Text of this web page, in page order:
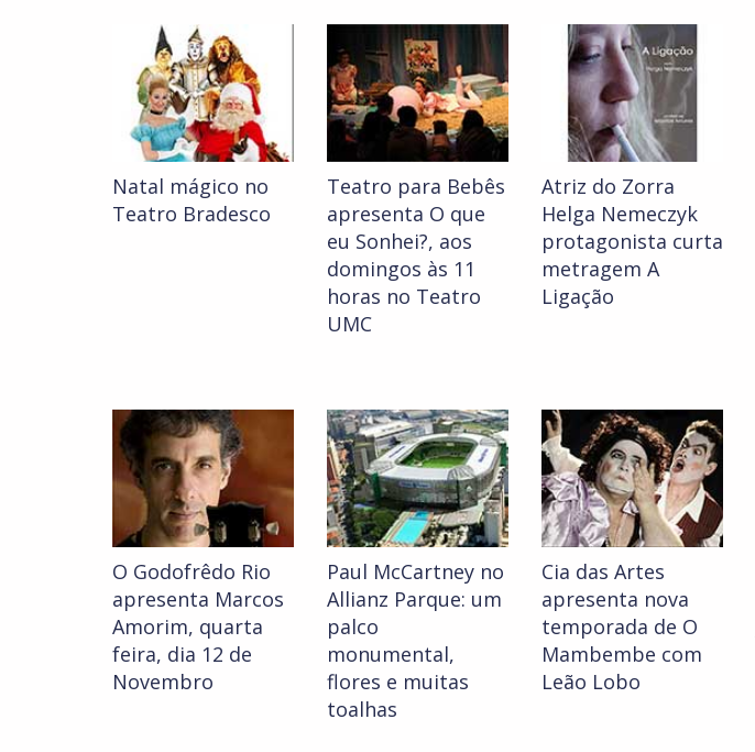
Natal mágico no
Teatro Bradesco
Teatro para Bebês
apresenta O que
eu Sonhei?, aos
domingos às 11
horas no Teatro
UMC
Atriz do Zorra
Helga Nemeczyk
protagonista curta
metragem A
Ligação
O Godofrêdo Rio
apresenta Marcos
Amorim, quarta
feira, dia 12 de
Novembro
Paul McCartney no
Allianz Parque: um
palco
monumental,
flores e muitas
toalhas
Cia das Artes
apresenta nova
temporada de O
Mambembe com
Leão Lobo